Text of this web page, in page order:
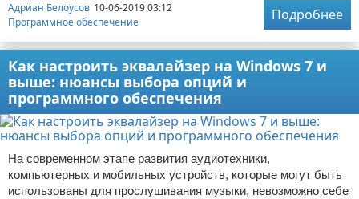
Адриан Белоусов 10-06-2019 03:12
Программное обеспечение
Подробнее
Как настроить эквалайзер на Windows 7 и
выше: нюансы выбора опций и
программного обеспечения
На современном этапе развития аудиотехники,
компьютерных и мобильных устройств, которые могут быть
использованы для прослушивания музыки, невозможно себе